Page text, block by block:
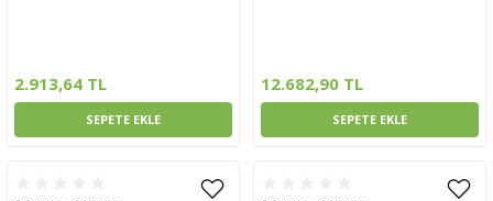
2.913,64 TL
SEPETE EKLE
12.682,90 TL
SEPETE EKLE